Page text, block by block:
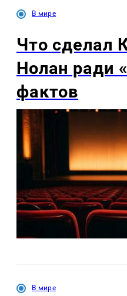
В мире
Что сделал
Нолан ради
фактов
В мире